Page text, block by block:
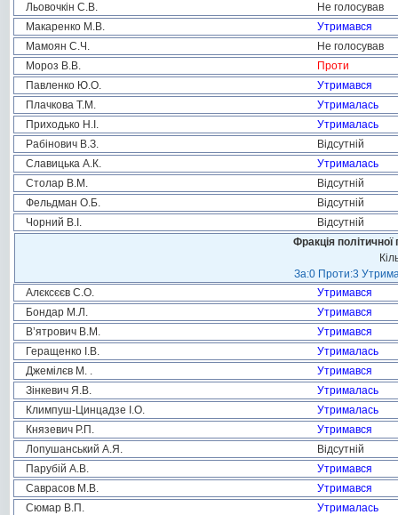
Льовочкін С.В.
Не голосував
Макаренко М.В.
Утримався
Мамоян С.Ч.
Не голосував
Мороз В.В.
Проти
Павленко Ю.О.
Утримався
Плачкова Т.М.
Утрималась
Приходько Н.І.
Утрималась
Рабінович В.З.
Відсутній
Славицька А.К.
Утрималась
Столар В.М.
Відсутній
Фельдман О.Б.
Відсутній
Чорний В.І.
Відсутній
Фракція
За:0 Проти:3
Алєксєєв С.О.
Утримався
Бондар М.Л.
Утримався
В’ятрович В.М.
Утримався
Геращенко І.В.
Утрималась
Джемілєв М. .
Утримався
Зінкевич Я.В.
Утрималась
Климпуш-Цинцадзе І.О.
Утрималась
Князевич Р.П.
Утримався
Лопушанський А.Я.
Відсутній
Парубій А.В.
Утримався
Саврасов М.В.
Утримався
Сюмар В.П.
Утрималась